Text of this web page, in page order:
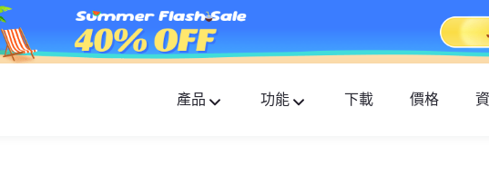
產品 功能 下載 價格